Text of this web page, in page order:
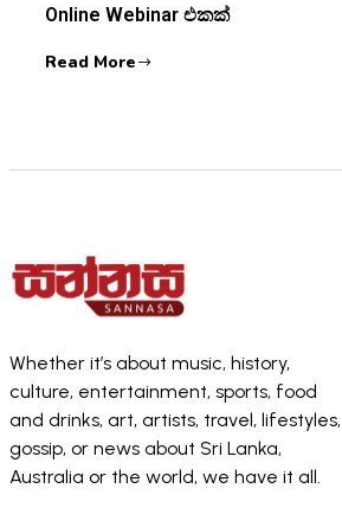
Online Webinar එකක්
Read More
Whether it’s about music, history,
culture, entertainment, sports, food
and drinks, art, artists, travel, lifestyles,
gossip, or news about Sri Lanka,
Australia or the world, we have it all.